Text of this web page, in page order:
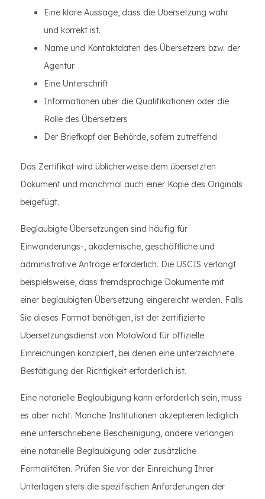
Eine klare Aussage, dass die Übersetzung wahr
und korrekt ist.
Name und Kontaktdaten des Übersetzers bzw. der
Agentur
Eine Unterschrift
Informationen über die Qualifikationen oder die
Rolle des Übersetzers
Der Briefkopf der Behörde, sofern zutreffend
Das Zertifikat wird üblicherweise dem übersetzten
Dokument und manchmal auch einer Kopie des Originals
beigefügt.
Beglaubigte Übersetzungen sind häufig für
Einwanderungs-, akademische, geschäftliche und
administrative Anträge erforderlich. Die USCIS verlangt
beispielsweise, dass fremdsprachige Dokumente mit
einer beglaubigten Übersetzung eingereicht werden. Falls
Sie dieses Format benötigen, ist der zertifizierte
Übersetzungsdienst von MotaWord für offizielle
Einreichungen konzipiert, bei denen eine unterzeichnete
Bestätigung der Richtigkeit erforderlich ist.
Eine notarielle Beglaubigung kann erforderlich sein, muss
es aber nicht. Manche Institutionen akzeptieren lediglich
eine unterschriebene Bescheinigung, andere verlangen
eine notarielle Beglaubigung oder zusätzliche
Formalitäten. Prüfen Sie vor der Einreichung Ihrer
Unterlagen stets die spezifischen Anforderungen der